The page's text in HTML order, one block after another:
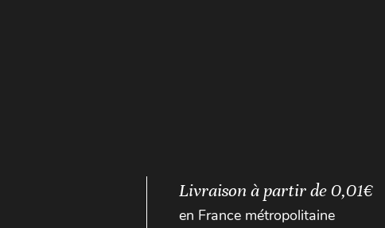
Livraison à partir de 0,01€
en France métropolitaine